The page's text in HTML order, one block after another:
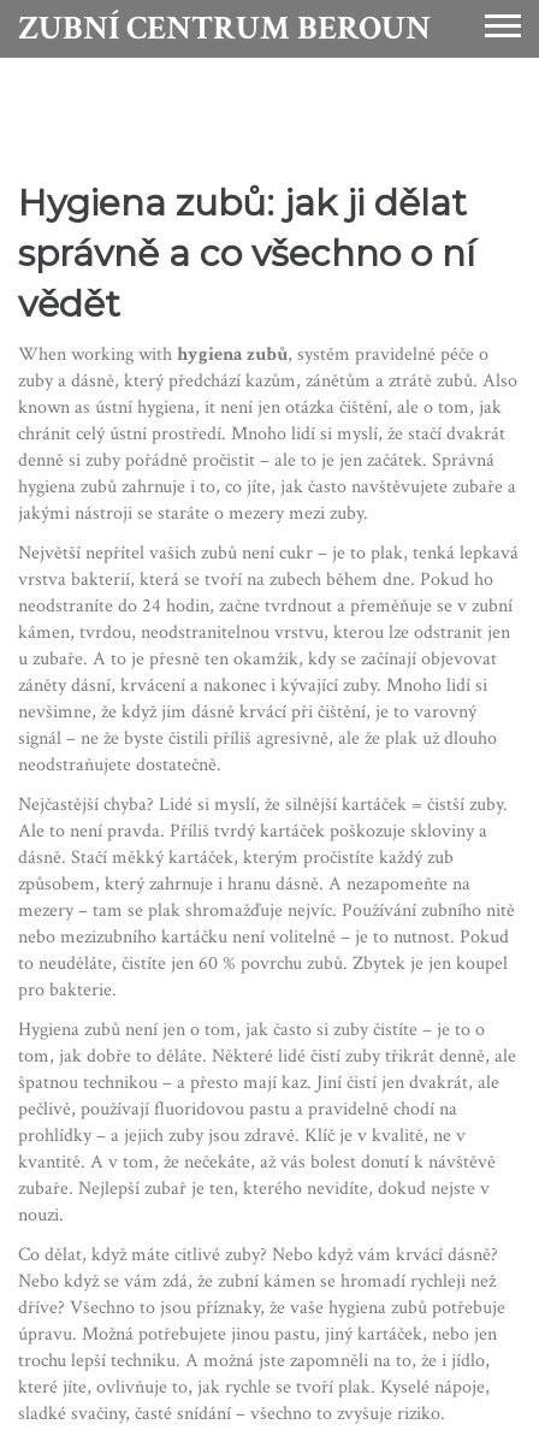
ZUBNÍ CENTRUM BEROUN
Hygiena zubů: jak ji dělat
správně a co všechno o ní
vědět
When working withhygiena zubů, systém pravidelné péče o
zuby a dásně, který předchází kazům, zánětům a ztrátě zubů. Also
known as ústní hygiena, itnení jen otázka čištění, ale o tom, jak
chránit celý ústní prostředí. Mnoho lidí si myslí, že stačí dvakrát
denně si zuby pořádně pročistit – ale to je jen začátek. Správná
hygiena zubů zahrnuje i to, co jíte, jak často navštěvujete zubaře a
jakými nástroji se staráte o mezery mezi zuby.
Největší nepřítel vašich zubů není cukr – je toplak, tenká lepkavá
vrstva bakterií, která se tvoří na zubech během dne. Pokud ho
neodstraníte do 24 hodin, začne tvrdnout a přeměňuje se vzubní
kámen, tvrdou, neodstranitelnou vrstvu, kterou lze odstranit jen
u zubaře. A to je přesně ten okamžik, kdy se začínají objevovat
záněty dásní, krvácení a nakonec i kývající zuby. Mnoho lidí si
nevšimne, že když jim dásně krvácí při čištění, je to varovný
signál – ne že byste čistili příliš agresivně, ale že plak už dlouho
neodstraňujete dostatečně.
Nejčastější chyba? Lidé si myslí, že silnější kartáček = čistší zuby.
Ale to není pravda. Příliš tvrdý kartáček poškozuje skloviny a
dásně. Stačí měkký kartáček, kterým pročistíte každý zub
způsobem, který zahrnuje i hranu dásně. A nezapomeňte na
mezery – tam se plak shromažďuje nejvíc. Používání zubního nitě
nebo mezizubního kartáčku není volitelné – je to nutnost. Pokud
to neuděláte, čistíte jen 60 % povrchu zubů. Zbytek je jen koupel
pro bakterie.
Hygiena zubů není jen o tom, jak často si zuby čistíte – je to o
tom, jak dobře to děláte. Některé lidé čistí zuby třikrát denně, ale
špatnou technikou – a přesto mají kaz. Jiní čistí jen dvakrát, ale
pečlivě, používají fluoridovou pastu a pravidelně chodí na
prohlídky – a jejich zuby jsou zdravé. Klíč je v kvalitě, ne v
kvantitě. A v tom, že nečekáte, až vás bolest donutí k návštěvě
zubaře. Nejlepší zubař je ten, kterého nevidíte, dokud nejste v
nouzi.
Co dělat, když máte citlivé zuby? Nebo když vám krvácí dásně?
Nebo když se vám zdá, že zubní kámen se hromadí rychleji než
dříve? Všechno to jsou příznaky, že vaše hygiena zubů potřebuje
úpravu. Možná potřebujete jinou pastu, jiný kartáček, nebo jen
trochu lepší techniku. A možná jste zapomněli na to, že i jídlo,
které jíte, ovlivňuje to, jak rychle se tvoří plak. Kyselé nápoje,
sladké svačiny, časté snídání – všechno to zvyšuje riziko.